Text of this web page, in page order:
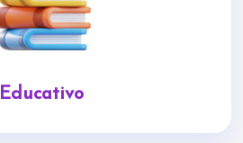
Educativo